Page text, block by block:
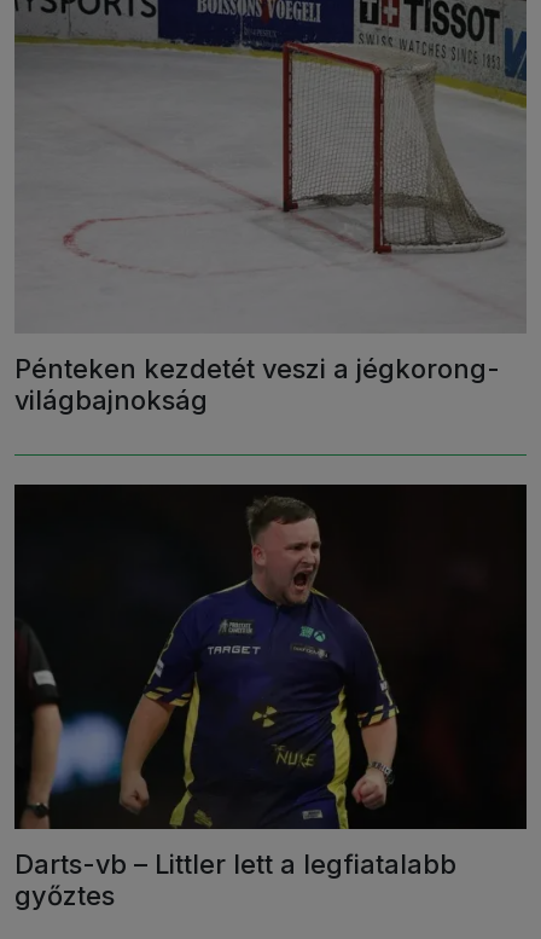
Pénteken kezdetét veszi a jégkorong-
világbajnokság
Darts-vb – Littler lett a legfiatalabb
győztes